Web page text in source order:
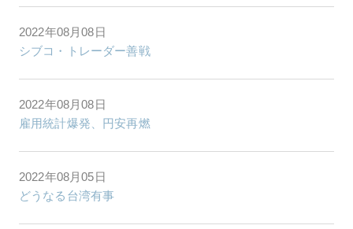
2022年08月08日
シブコ・トレーダー善戦
2022年08月08日
雇用統計爆発、円安再燃
2022年08月05日
どうなる台湾有事